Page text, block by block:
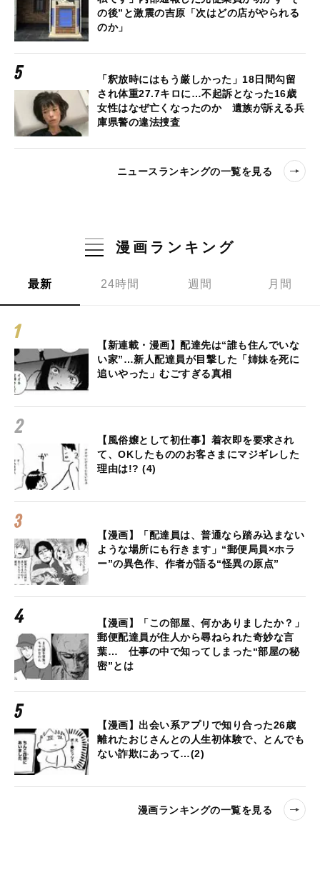
の後”と激震の吉原「次はどの店がやられる
のか」
「釈放時にはもう厳しかった」18日間勾留
され体重27.7キロに…不起訴となった16歳
女性はなぜ亡くなったのか 遺族が訴える兵
庫県警の違法捜査
ニュースランキングの一覧を見る
漫画ランキング
最新 24時間 週間 月間
【新連載・漫画】配達先は“誰も住んでいな
い家”…新人配達員が目撃した「姉妹を死に
追いやった」むごすぎる真相
【風俗嬢として初仕事】着衣即を要求され
て、OKしたもののお客さまにマジギレした
理由は!? (4)
【漫画】「配達員は、普通なら踏み込まない
ような場所にも行きます」“郵便局員×ホラ
ー”の異色作、作者が語る“怪異の原点”
【漫画】「この部屋、何かありましたか？」
郵便配達員が住人から尋ねられた奇妙な言
葉… 仕事の中で知ってしまった“部屋の秘
密”とは
【漫画】出会い系アプリで知り合った26歳
離れたおじさんとの人生初体験で、とんでも
ない詐欺にあって…(2)
漫画ランキングの一覧を見る